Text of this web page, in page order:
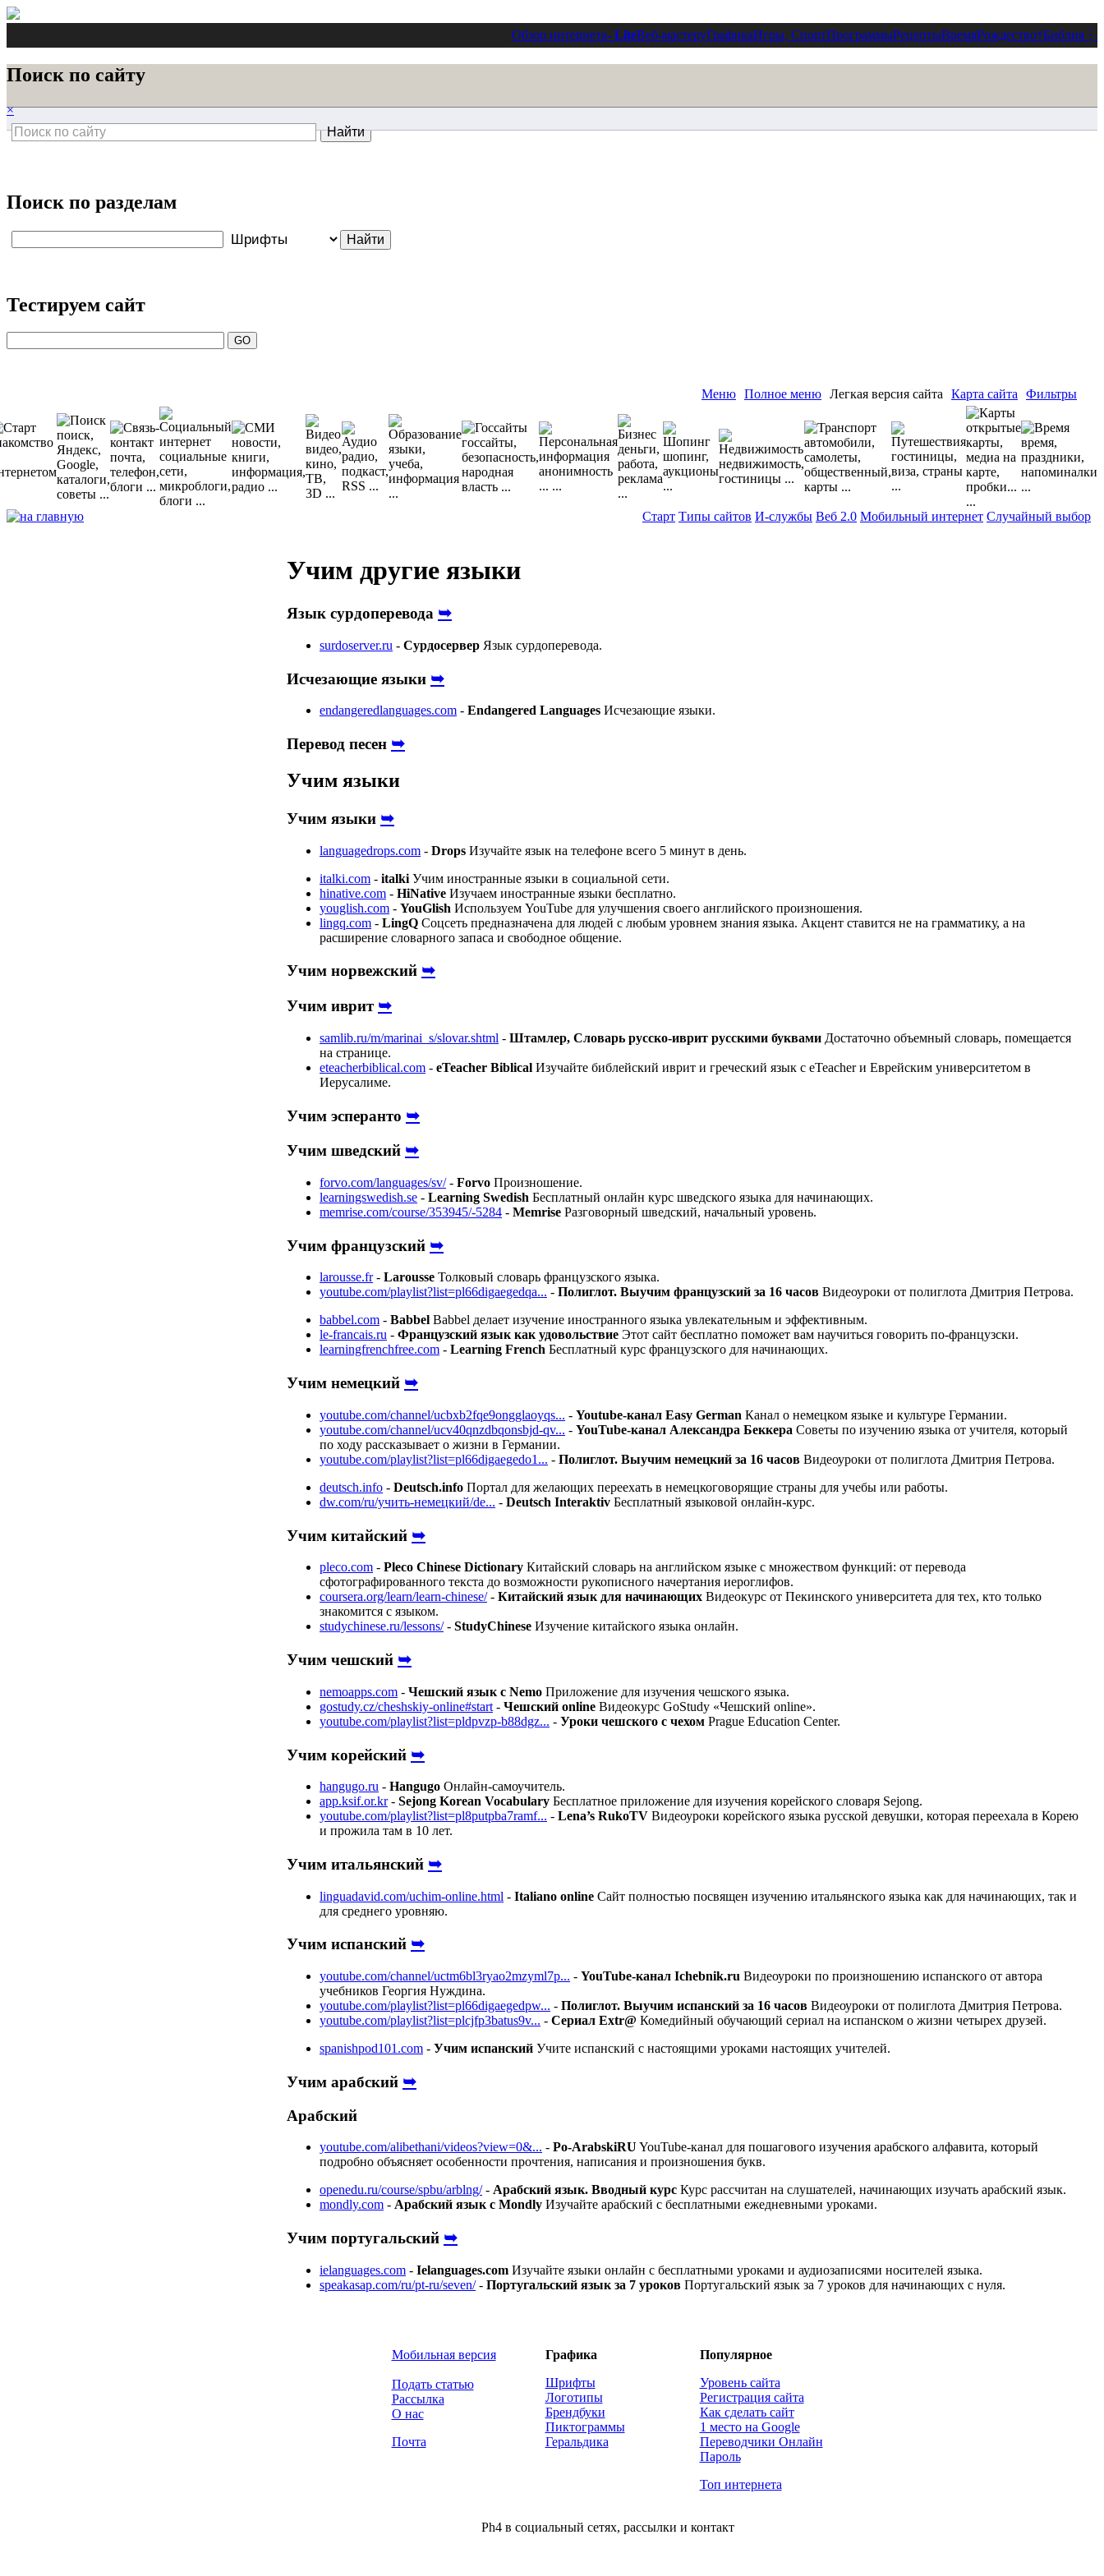
Обзор интернета- LiteВеб-мастеруГрафикаИгры, СпортПрограммыРецептыВремяРождество†Библия ⋮
Поиск по сайту
×
Поиск по разделам
Тестируем сайт
Меню Полное меню Легкая версия сайта Карта сайта Фильтры
Старт Типы сайтов И-службы Веб 2.0 Мобильный интернет Случайный выбор
Учим другие языки
Язык сурдоперевода ➥
surdoserver.ru - Сурдосервер Язык сурдоперевода.
Исчезающие языки ➥
endangeredlanguages.com - Endangered Languages Исчезающие языки.
Перевод песен ➥
Учим языки
Учим языки ➥
languagedrops.com - Drops Изучайте язык на телефоне всего 5 минут в день.
italki.com - italki Учим иностранные языки в социальной сети.
hinative.com - HiNative Изучаем иностранные языки бесплатно.
youglish.com - YouGlish Используем YouTube для улучшения своего английского произношения.
lingq.com - LingQ Соцсеть предназначена для людей с любым уровнем знания языка. Акцент ставится не на грамматику, а на
расширение словарного запаса и свободное общение.
Учим норвежский ➥
Учим иврит ➥
samlib.ru/m/marinai_s/slovar.shtml - Штамлер, Словарь русско-иврит русскими буквами Достаточно объемный словарь, помещается
на странице.
eteacherbiblical.com - eTeacher Biblical Изучайте библейский иврит и греческий язык с eTeacher и Еврейским университетом в
Иерусалиме.
Учим эсперанто ➥
Учим шведский ➥
forvo.com/languages/sv/- Forvo Произношение.
learningswedish.se - Learning Swedish Бесплатный онлайн курс шведского языка для начинающих.
memrise.com/course/353945/-5284 - Memrise Разговорный шведский, начальный уровень.
Учим французский ➥
larousse.fr- Larousse Толковый словарь французского языка.
youtube.com/playlist?list=pl66digaegedqa... - Полиглот. Выучим французский за 16 часов Видеоуроки от полиглота Дмитрия Петрова.
babbel.com - Babbel Babbel делает изучение иностранного языка увлекательным и эффективным.
le-francais.ru - Французский язык как удовольствие Этот сайт бесплатно поможет вам научиться говорить по-французски.
learningfrenchfree.com - Learning French Бесплатный курс французского для начинающих.
Учим немецкий ➥
youtube.com/channel/ucbxb2fqe9ongglaoyqs... - Youtube-канал Easy German Канал о немецком языке и культуре Германии.
youtube.com/channel/ucv40qnzdbqonsbjd-qv... - YouTube-канал Александра Беккера Советы по изучению языка от учителя, который
по ходу рассказывает о жизни в Германии.
youtube.com/playlist?list=pl66digaegedo1... - Полиглот. Выучим немецкий за 16 часов Видеоуроки от полиглота Дмитрия Петрова.
deutsch.info - Deutsch.info Портал для желающих переехать в немецкоговорящие страны для учебы или работы.
dw.com/ru/учить-немецкий/de... - Deutsch Interaktiv Бесплатный языковой онлайн-курс.
Учим китайский ➥
pleco.com - Pleco Chinese Dictionary Китайский словарь на английском языке с множеством функций: от перевода
сфотографированного текста до возможности рукописного начертания иероглифов.
coursera.org/learn/learn-chinese/- Китайский язык для начинающих Видеокурс от Пекинского университета для тех, кто только
знакомится с языком.
studychinese.ru/lessons/- StudyChinese Изучение китайского языка онлайн.
Учим чешский ➥
nemoapps.com - Чешский язык с Nemo Приложение для изучения чешского языка.
gostudy.cz/cheshskiy-online#start - Чешский online Видеокурс GoStudy «Чешский online».
youtube.com/playlist?list=pldpvzp-b88dgz... - Уроки чешского с чехом Prague Education Center.
Учим корейский ➥
hangugo.ru - Hangugo Онлайн-самоучитель.
app.ksif.or.kr- Sejong Korean Vocabulary Бесплатное приложение для изучения корейского словаря Sejong.
youtube.com/playlist?list=pl8putpba7ramf... - Lena’s RukoTV Видеоуроки корейского языка русской девушки, которая переехала в Корею
и прожила там в 10 лет.
Учим итальянский ➥
linguadavid.com/uchim-online.html - Italiano online Сайт полностью посвящен изучению итальянского языка как для начинающих, так и
для среднего уровняю.
Учим испанский ➥
youtube.com/channel/uctm6bl3ryao2mzyml7p... - YouTube-канал Ichebnik.ru Видеоуроки по произношению испанского от автора
учебников Георгия Нуждина.
youtube.com/playlist?list=pl66digaegedpw... - Полиглот. Выучим испанский за 16 часов Видеоуроки от полиглота Дмитрия Петрова.
youtube.com/playlist?list=plcjfp3batus9v... - Сериал Extr@ Комедийный обучающий сериал на испанском о жизни четырех друзей.
spanishpod101.com - Учим испанский Учите испанский с настоящими уроками настоящих учителей.
Учим арабский ➥
Арабский
youtube.com/alibethani/videos?view=0&... - Po-ArabskiRU YouTube-канал для пошагового изучения арабского алфавита, который
подробно объясняет особенности прочтения, написания и произношения букв.
openedu.ru/course/spbu/arblng/- Арабский язык. Вводный курс Курс рассчитан на слушателей, начинающих изучать арабский язык.
mondly.com - Арабский язык с Mondly Изучайте арабский с бесплатными ежедневными уроками.
Учим португальский ➥
ielanguages.com - Ielanguages.com Изучайте языки онлайн с бесплатными уроками и аудиозаписями носителей языка.
speakasap.com/ru/pt-ru/seven/- Португальский язык за 7 уроков Португальский язык за 7 уроков для начинающих с нуля.
Мобильная версия
Подать статью
Рассылка
О нас
Почта
Графика
Шрифты
Логотипы
Брендбуки
Пиктограммы
Геральдика
Популярное
Уровень сайта
Регистрация сайта
Как сделать сайт
1 место на Google
Переводчики Онлайн
Пароль
Топ интернета
Ph4 в социальный сетях, рассылки и контакт